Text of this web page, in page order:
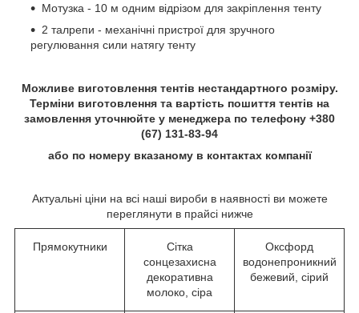
Мотузка - 10 м одним відрізом для закріплення тенту
2 талрепи - механічні пристрої для зручного
регулювання сили натягу тенту
Можливе виготовлення тентів нестандартного розміру.
Терміни виготовлення та вартість пошиття тентів на
замовлення уточнюйте у менеджера по телефону +380
(67) 131-83-94
або по номеру вказаному в контактах компанії
Актуальні ціни на всі наші вироби в наявності ви можете
переглянути в прайсі нижче
Прямокутники
Сітка
сонцезахисна
декоративна
молоко, сіра
Оксфорд
водонепроникний
бежевий, сірий